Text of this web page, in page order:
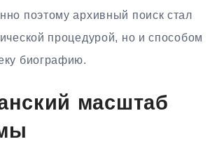
поэтому архивный поиск стал
процедурой, но и способом
биографию.
масштаб